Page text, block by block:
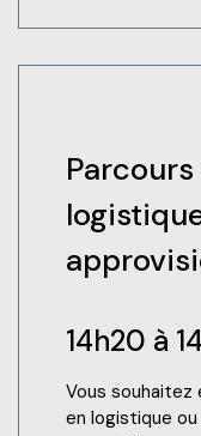
14h20 à
Vous souhaitez
en logistique